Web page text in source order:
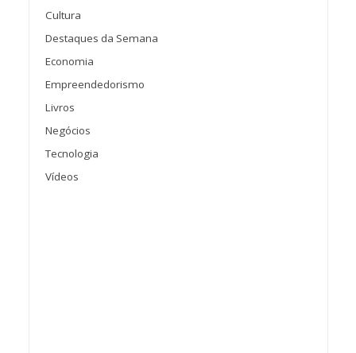
Cultura
Destaques da Semana
Economia
Empreendedorismo
Livros
Negócios
Tecnologia
Vídeos